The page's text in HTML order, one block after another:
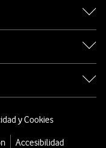
y Cookies
Accesibilidad